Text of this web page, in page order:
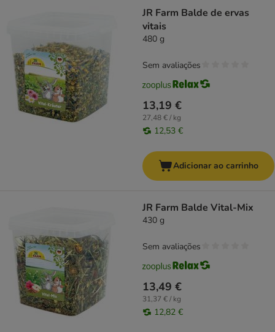
JR Farm Balde de ervas
vitais
480 g
13,19 €
27,48 € / kg
12,53 €
Sem avaliações
Adicionar ao carrinho
JR Farm Balde Vital-Mix
430 g
13,49 €
31,37 € / kg
12,82 €
Sem avaliações